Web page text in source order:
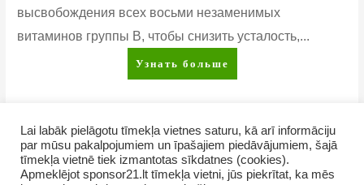
высвобождения всех восьми незаменимых
витаминов группы B, чтобы снизить усталость,...
Nutrilite™
Витамин
Узнать больше
Posts
pagination
1 2 Следующая страница→
Lai labāk pielāgotu tīmekļa vietnes saturu, kā arī informāciju
par mūsu pakalpojumiem un īpašajiem piedāvājumiem, šajā
tīmekļa vietnē tiek izmantotas sīkdatnes (cookies).
Apmeklējot sponsor21.lt tīmekļa vietni, jūs piekrītat, ka mēs